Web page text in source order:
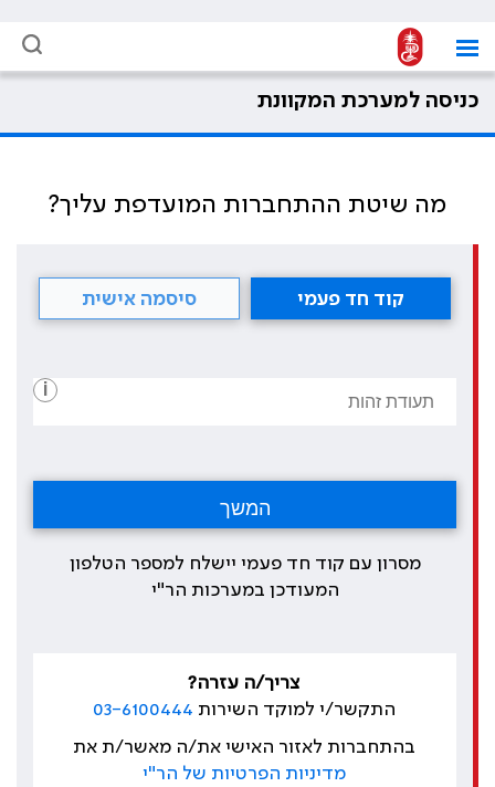
כניסה למערכת המקוונת
מה שיטת ההתחברות המועדפת עליך?
קוד חד פעמי סיסמה אישית
i
מסרון עם קוד חד פעמי יישלח למספר הטלפון
המעודכן במערכות הר"י
צריך/ה עזרה?
התקשר/י למוקד השירות 03-6100444
בהתחברות לאזור האישי את/ה מאשר/ת את
מדיניות הפרטיות של הר"י